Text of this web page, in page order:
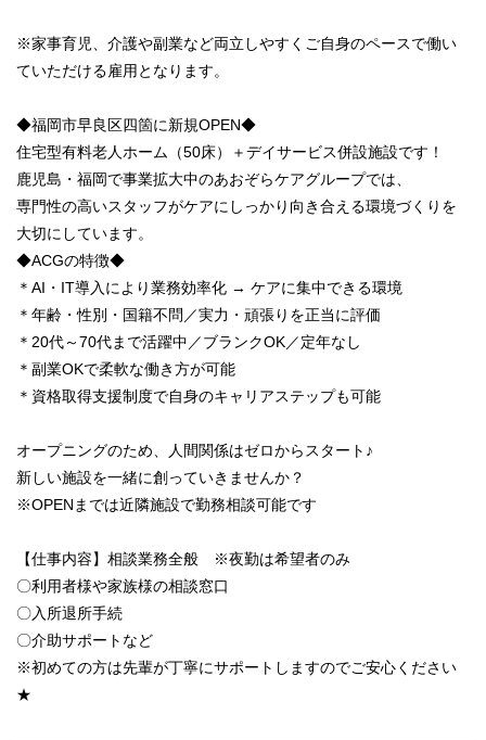
※家事育児、介護や副業など両立しやすくご自身のペースで働い
ていただける雇用となります。
◆福岡市早良区四箇に新規OPEN◆
住宅型有料老人ホーム（50床）＋デイサービス併設施設です！
鹿児島・福岡で事業拡大中のあおぞらケアグループでは、
専門性の高いスタッフがケアにしっかり向き合える環境づくりを
大切にしています。
◆ACGの特徴◆
＊AI・IT導入により業務効率化 → ケアに集中できる環境
＊年齢・性別・国籍不問／実力・頑張りを正当に評価
＊20代～70代まで活躍中／ブランクOK／定年なし
＊副業OKで柔軟な働き方が可能
＊資格取得支援制度で自身のキャリアステップも可能
オープニングのため、人間関係はゼロからスタート♪
新しい施設を一緒に創っていきませんか？
※OPENまでは近隣施設で勤務相談可能です
【仕事内容】相談業務全般 ※夜勤は希望者のみ
〇利用者様や家族様の相談窓口
〇入所退所手続
〇介助サポートなど
※初めての方は先輩が丁寧にサポートしますのでご安心ください
★